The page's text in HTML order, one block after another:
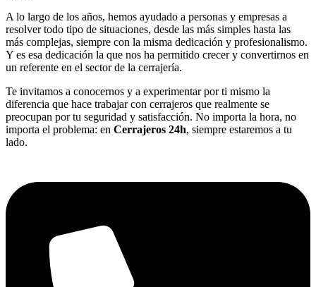
A lo largo de los años, hemos ayudado a personas y empresas a
resolver todo tipo de situaciones, desde las más simples hasta las
más complejas, siempre con la misma dedicación y profesionalismo.
Y es esa dedicación la que nos ha permitido crecer y convertirnos en
un referente en el sector de la cerrajería.
Te invitamos a conocernos y a experimentar por ti mismo la
diferencia que hace trabajar con cerrajeros que realmente se
preocupan por tu seguridad y satisfacción. No importa la hora, no
importa el problema: en Cerrajeros 24h, siempre estaremos a tu
lado.